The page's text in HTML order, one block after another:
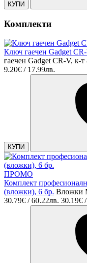
КУПИ
Комплекти
Ключ гаечен Gadget
гаечен Gadget CR-V, к-
9.20€ / 17.99лв.
КУПИ
ПРОМО
Комплект
(вложки), 6 бр. Вложки
30.79€ / 60.22лв. 30.19€